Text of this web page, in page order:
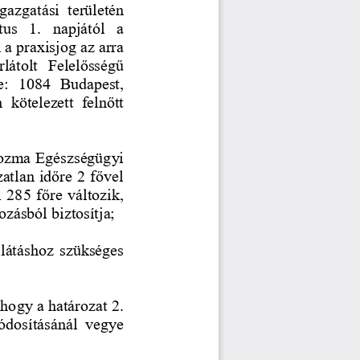
területén
1.  napjától  a
praxisjog az arra
Felelősségű
1084  Budapest,
kötelezett  felnőtt
Egészségügyi
időre 2 fővel
285 főre változik,
biztosítja;
szükséges
a határozat 2.
vegye